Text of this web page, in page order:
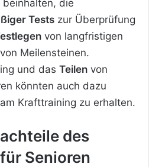
beinhalten, die
Tests zur Überprüfung
von langfristigen
von Meilensteinen.
und das Teilen von
könnten auch dazu
am Krafttraining zu erhalten.
des
Senioren